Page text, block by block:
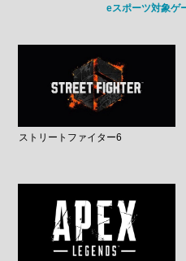
eスポーツ対象ゲ
ストリートファイター6